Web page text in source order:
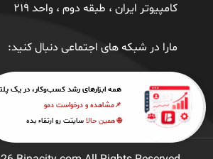
كامپیوتر ايران ، طبقه دوم ، واحد ٢١٩
مارا در شبکه های اجتماعی دنبال کنید:
همه ابزارهای رشد کسب‌وکار، در یک
📌مشاهده و درخواست دمو
🌐 همین حالا سایتت رو ارتقاء بده